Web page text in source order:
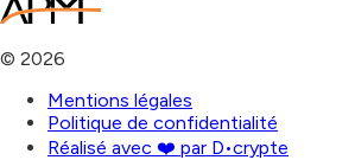
© 2026
Mentions légales
Politique de confidentialité
Réalisé avec ❤️ par D•crypte